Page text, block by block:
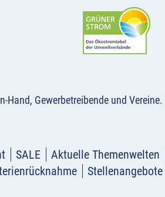
Gewerbetreibende und Vereine.
SALE Aktuelle Themenwelten
Stellenangebote